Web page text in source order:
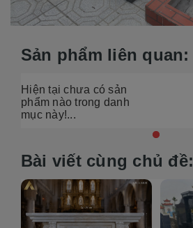
Sản phẩm liên quan:
Hiện tại chưa có sản
phẩm nào trong danh
mục này!...
Bài viết cùng chủ đề: